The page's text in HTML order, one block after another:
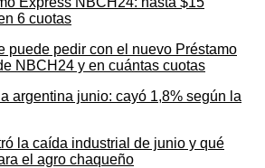
puede pedir con el nuevo Préstamo
NBCH24 y en cuántas cuotas
la caída industrial de junio y qué
el agro chaqueño